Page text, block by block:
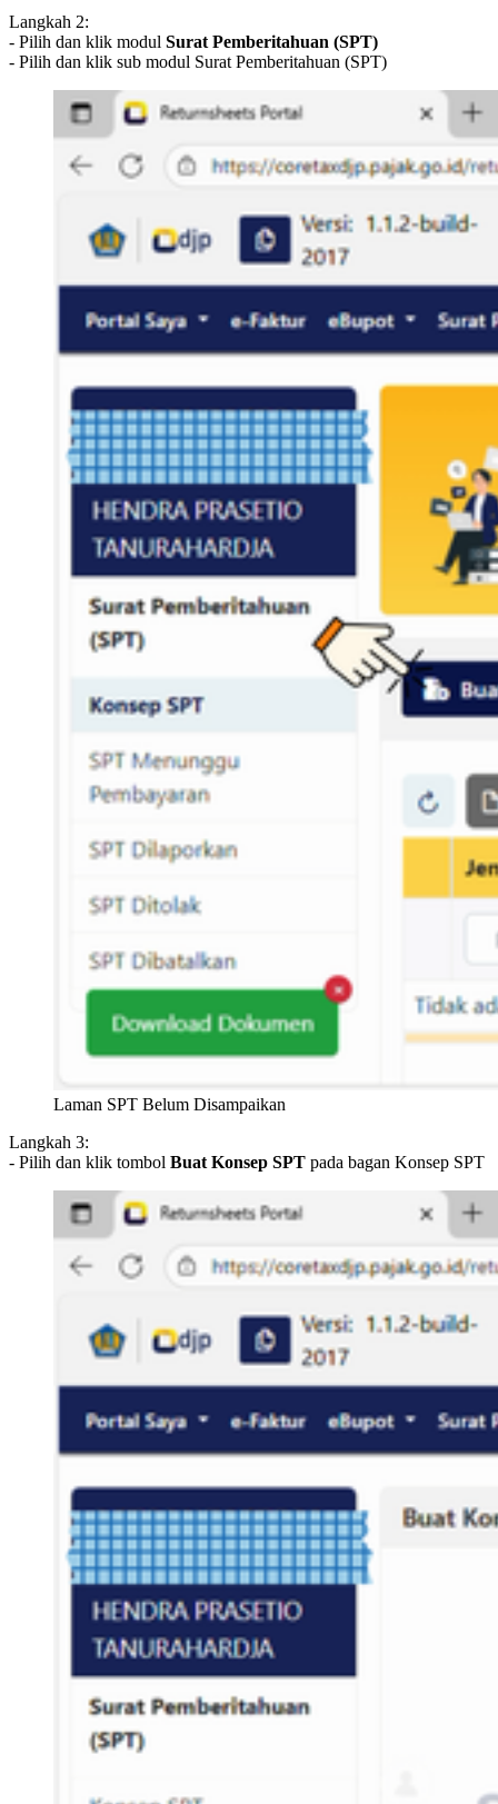
Langkah 2:
- Pilih dan klik modul Surat Pemberitahuan (SPT)
- Pilih dan klik sub modul Surat Pemberitahuan (SPT)
Laman SPT Belum Disampaikan
Langkah 3:
- Pilih dan klik tombol Buat Konsep SPT pada bagan Konsep SPT